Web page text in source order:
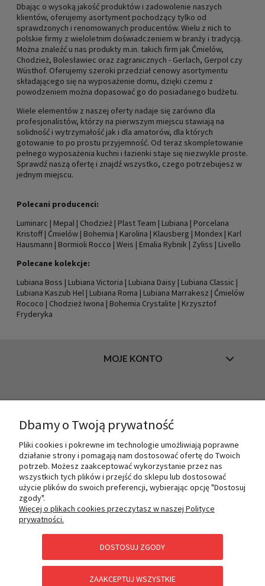
Dbając o wysoką jakość produktów i zadowolenie naszych
klientów, oferujemy asortyment pochodzący tylko od
sprawdzonych i renomowanych producentów. Wielu z nich to
polskie firmy z wieloletnim doświadczeniem w branży i tradycją.
Można znaleźć u nas produkty m.in. takich firm jak Ćmielów,
Chodzież, Bolesławiec oraz zagranicznych - Gerlach, Gerpol czy
Wüsthof. Oferujemy szeroki przedział cenowy asortymentu
składającego się na wyposażenie domu, dzięki czemu z
powodzeniem można dopasować go do posiadanego budżetu.
Wiele elementów z naszej oferty nadaje się zarówno dla
profesjonalistów, którzy na pierwszym miejscu stawiają na
solidność i wytrzymałość jak i dla amatorów, dla których
gotowanie to po prostu przyjemność. Od teraz skompletowanie
pełnego wyposażenia kuchni i łazienki staje się niezwykle proste.
Sprawdź naszą ofertę i znajdź wszystko, czego potrzebujesz w
jednym miejscu.
Polecani producenci:
Luminarc | Mepal | Chodzież | Plast Team | Lubiana | Porcelana
Kristoff| Ćmielów | Bohemia | Karolina | Klausberg | Mondex | Karl
Hausmann | Bormioli Rocco | Weis | Emalia Rybnik | Zyliss | Livello
Polecane kolekcje:
Lubiana Boss | Lubiana Victoria | Lubiana Daisy | Lubiana Classic |
Lubiana Kaszub Hel | Lubiana Roma | Lubiana Marrakesz | Ćmielów
Rococo | Chodzież Iwona | Bohemia Crystalite | Krzysztof
Fryderyka
MOJE KONTO
O NAS
POMOC
Dbamy o Twoją prywatność
Pliki cookies i pokrewne im technologie umożliwiają poprawne
działanie strony i pomagają nam dostosować ofertę do Twoich
potrzeb. Możesz zaakceptować wykorzystanie przez nas
wszystkich tych plików i przejść do sklepu lub dostosować
użycie plików do swoich preferencji, wybierając opcję "Dostosuj
zgody".
Więcej o plikach cookies przeczytasz w naszej Polityce
prywatności.
DOSTOSUJ ZGODY
ZAAKCEPTUJ WSZYSTKIE